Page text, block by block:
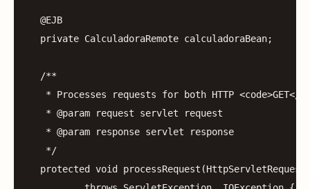
@EJB
private CalculadoraRemote calculadoraBean;
/**
* Processes requests for both HTTP <code>GET</
   * @param request servlet request
   * @param response servlet response
   */
protected
void processRequest (HttpServletRequest